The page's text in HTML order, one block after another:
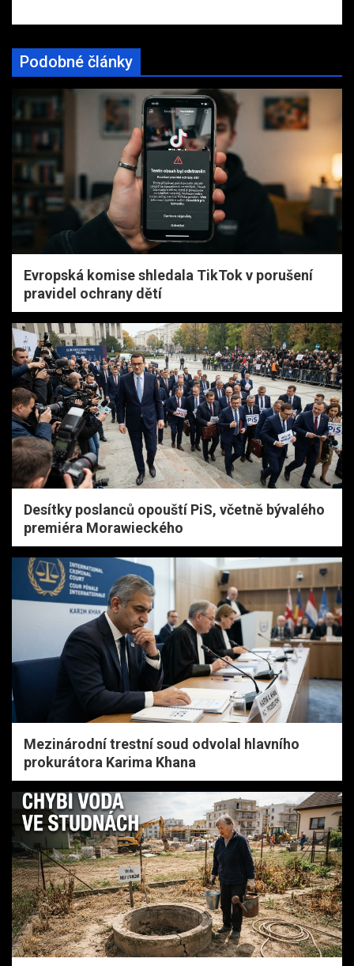
Podobné články
Evropská komise shledala TikTok v porušení
pravidel ochrany dětí
Desítky poslanců opouští PiS, včetně bývalého
premiéra Morawieckého
Mezinárodní trestní soud odvolal hlavního
prokurátora Karima Khana